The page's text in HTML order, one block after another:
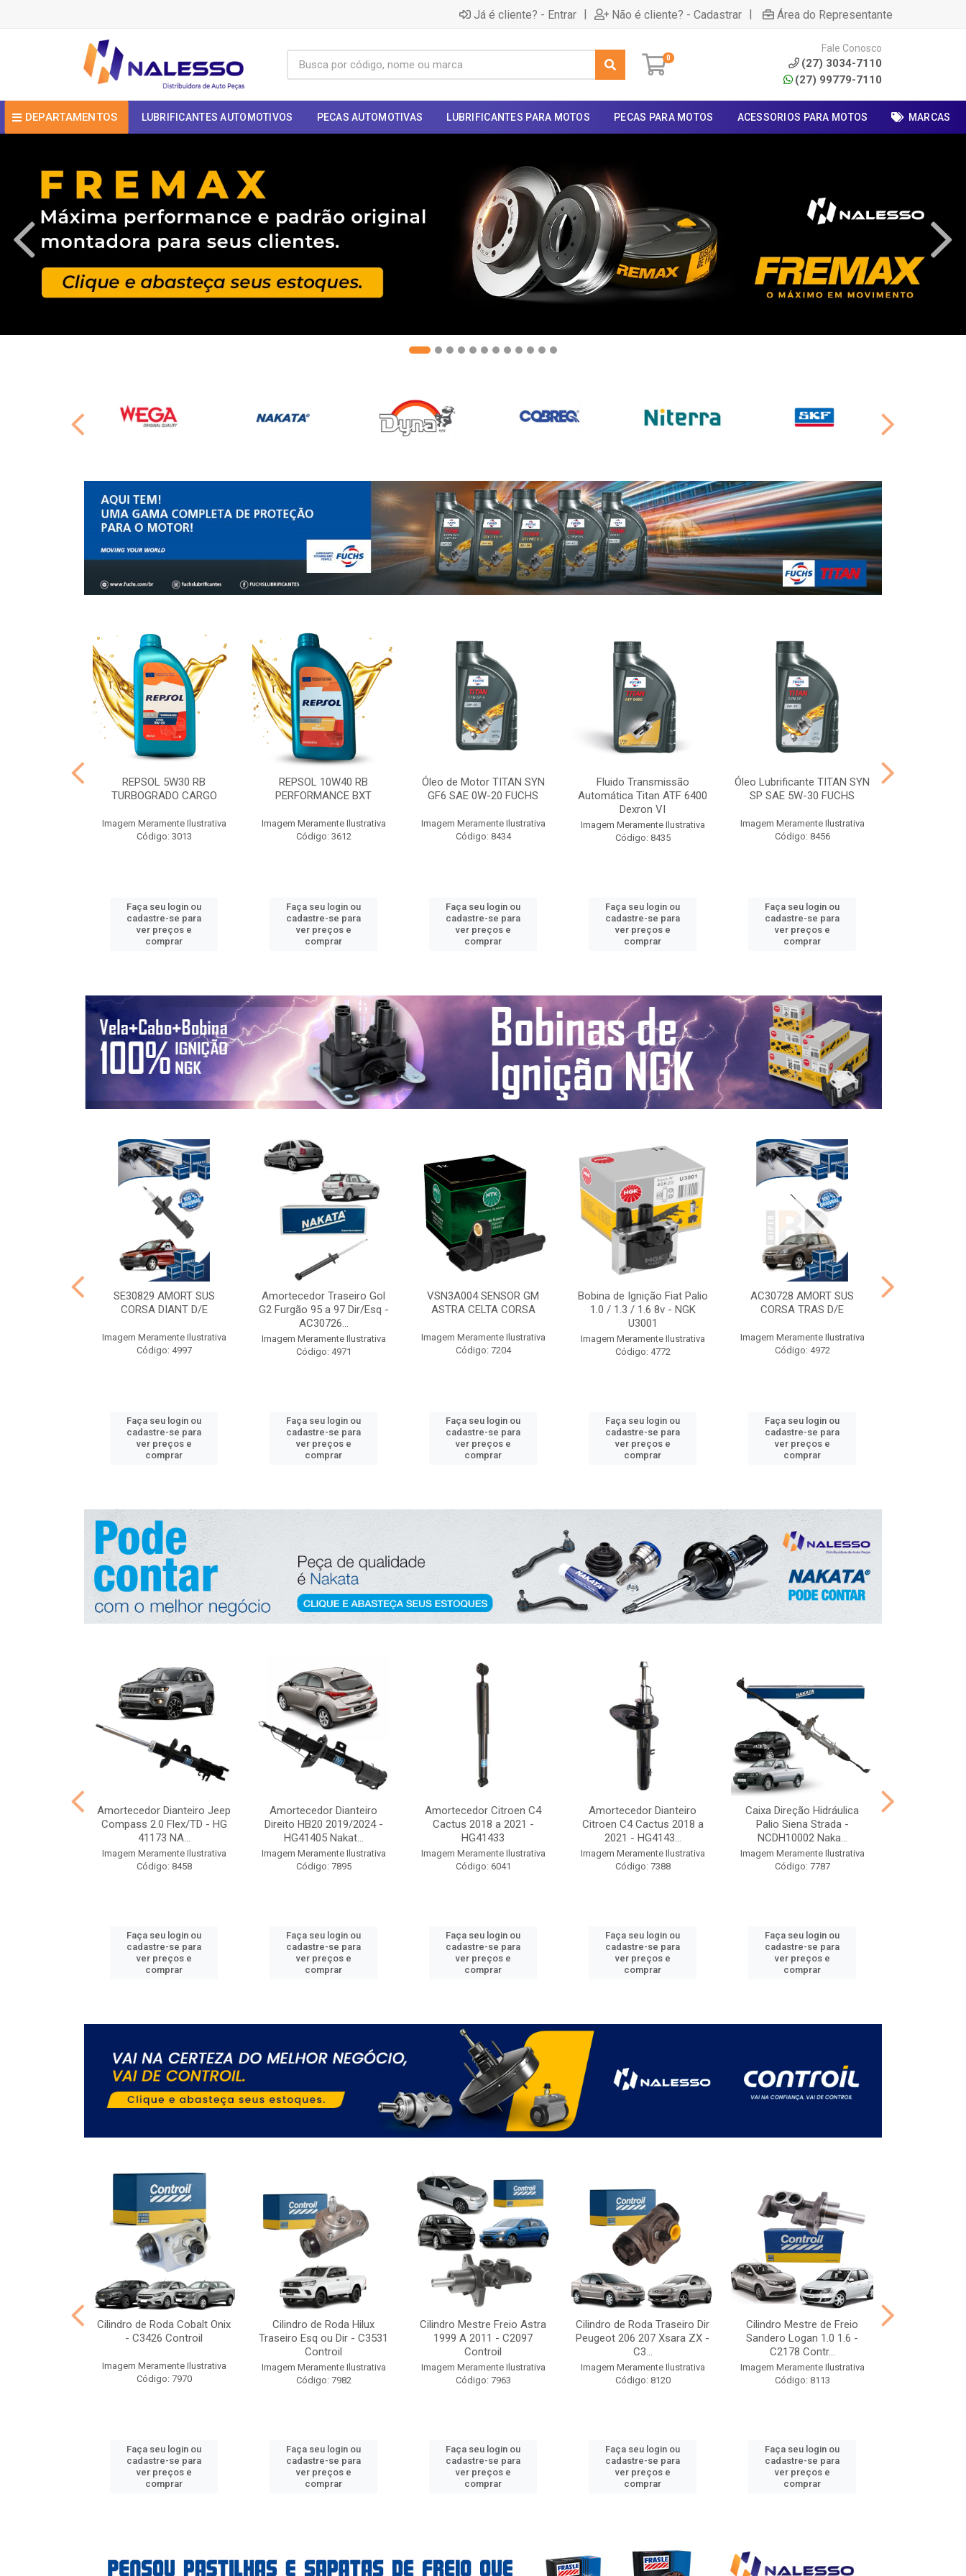
Já é cliente? - Entrar | Não é cliente? - Cadastrar | Área do Representante
0
Fale Conosco
(27) 3034-7110
(27) 99779-7110
DEPARTAMENTOS LUBRIFICANTES AUTOMOTIVOS PECAS AUTOMOTIVAS LUBRIFICANTES PARA MOTOS PECAS PARA MOTOS ACESSORIOS PARA MOTOS MARCAS
REPSOL 5W30 RB
TURBOGRADO CARGO
Imagem Meramente Ilustrativa
Código: 3013
Faça seu login ou
cadastre-se para
ver preços e
comprar
REPSOL 10W40 RB
PERFORMANCE BXT
Imagem Meramente Ilustrativa
Código: 3612
Faça seu login ou
cadastre-se para
ver preços e
comprar
Óleo de Motor TITAN SYN
GF6 SAE 0W-20 FUCHS
Imagem Meramente Ilustrativa
Código: 8434
Faça seu login ou
cadastre-se para
ver preços e
comprar
Fluido Transmissão
Automática Titan ATF 6400
Dexron VI
Imagem Meramente Ilustrativa
Código: 8435
Faça seu login ou
cadastre-se para
ver preços e
comprar
Óleo Lubrificante TITAN SYN
SP SAE 5W-30 FUCHS
Imagem Meramente Ilustrativa
Código: 8456
Faça seu login ou
cadastre-se para
ver preços e
comprar
SE30829 AMORT SUS
CORSA DIANT D/E
Imagem Meramente Ilustrativa
Código: 4997
Faça seu login ou
cadastre-se para
ver preços e
comprar
Amortecedor Traseiro Gol
G2 Furgão 95 a 97 Dir/Esq -
AC30726...
Imagem Meramente Ilustrativa
Código: 4971
Faça seu login ou
cadastre-se para
ver preços e
comprar
VSN3A004 SENSOR GM
ASTRA CELTA CORSA
Imagem Meramente Ilustrativa
Código: 7204
Faça seu login ou
cadastre-se para
ver preços e
comprar
Bobina de Ignição Fiat Palio
1.0 / 1.3 / 1.6 8v - NGK
U3001
Imagem Meramente Ilustrativa
Código: 4772
Faça seu login ou
cadastre-se para
ver preços e
comprar
AC30728 AMORT SUS
CORSA TRAS D/E
Imagem Meramente Ilustrativa
Código: 4972
Faça seu login ou
cadastre-se para
ver preços e
comprar
Amortecedor Dianteiro Jeep
Compass 2.0 Flex/TD - HG
41173 NA...
Imagem Meramente Ilustrativa
Código: 8458
Faça seu login ou
cadastre-se para
ver preços e
comprar
Amortecedor Dianteiro
Direito HB20 2019/2024 -
HG41405 Nakat...
Imagem Meramente Ilustrativa
Código: 7895
Faça seu login ou
cadastre-se para
ver preços e
comprar
Amortecedor Citroen C4
Cactus 2018 a 2021 -
HG41433
Imagem Meramente Ilustrativa
Código: 6041
Faça seu login ou
cadastre-se para
ver preços e
comprar
Amortecedor Dianteiro
Citroen C4 Cactus 2018 a
2021 - HG4143...
Imagem Meramente Ilustrativa
Código: 7388
Faça seu login ou
cadastre-se para
ver preços e
comprar
Caixa Direção Hidráulica
Palio Siena Strada -
NCDH10002 Naka...
Imagem Meramente Ilustrativa
Código: 7787
Faça seu login ou
cadastre-se para
ver preços e
comprar
Cilindro de Roda Cobalt Onix
- C3426 Controil
Imagem Meramente Ilustrativa
Código: 7970
Faça seu login ou
cadastre-se para
ver preços e
comprar
Cilindro de Roda Hilux
Traseiro Esq ou Dir - C3531
Controil
Imagem Meramente Ilustrativa
Código: 7982
Faça seu login ou
cadastre-se para
ver preços e
comprar
Cilindro Mestre Freio Astra
1999 A 2011 - C2097
Controil
Imagem Meramente Ilustrativa
Código: 7963
Faça seu login ou
cadastre-se para
ver preços e
comprar
Cilindro de Roda Traseiro Dir
Peugeot 206 207 Xsara ZX -
C3...
Imagem Meramente Ilustrativa
Código: 8120
Faça seu login ou
cadastre-se para
ver preços e
comprar
Cilindro Mestre de Freio
Sandero Logan 1.0 1.6 -
C2178 Contr...
Imagem Meramente Ilustrativa
Código: 8113
Faça seu login ou
cadastre-se para
ver preços e
comprar